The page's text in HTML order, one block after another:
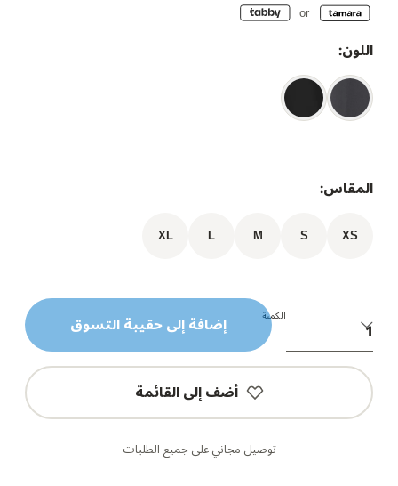
اللون:
المقاس:
XS
S
M
L
XL
الكمية إضافة إلى حقيبة التسوق
أضف إلى القائمة
توصيل مجاني على جميع الطلبات